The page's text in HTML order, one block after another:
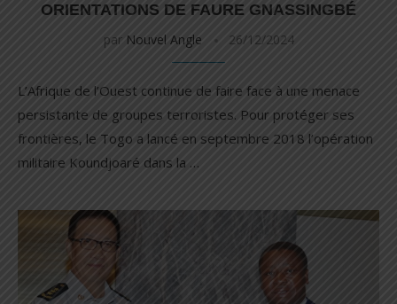
ORIENTATIONS DE FAURE GNASSINGBÉ
par Nouvel Angle 26/12/2024
L’Afrique de l’Ouest continue de faire face à une menace
persistante de groupes terroristes. Pour protéger ses
frontières, le Togo a lancé en septembre 2018 l’opération
militaire Koundjoaré dans la …